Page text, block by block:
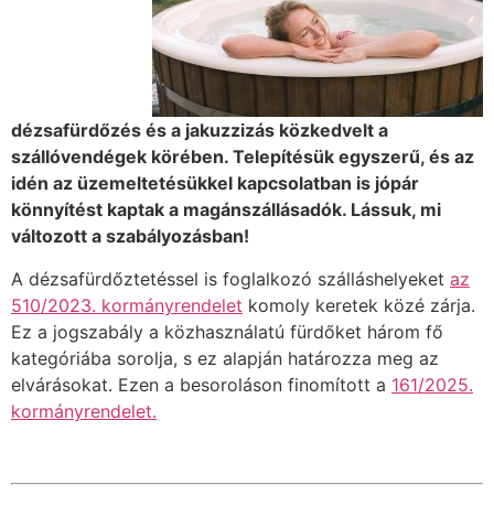
dézsafürdőzés és a jakuzzizás közkedvelt a
szállóvendégek körében. Telepítésük egyszerű, és az
idén az üzemeltetésükkel kapcsolatban is jópár
könnyítést kaptak a magánszállásadók. Lássuk, mi
változott a szabályozásban!
A dézsafürdőztetéssel is foglalkozó szálláshelyeket az
510/2023. kormányrendelet komoly keretek közé zárja.
Ez a jogszabály a közhasználatú fürdőket három fő
kategóriába sorolja, s ez alapján határozza meg az
elvárásokat. Ezen a besoroláson finomított a 161/2025.
kormányrendelet.